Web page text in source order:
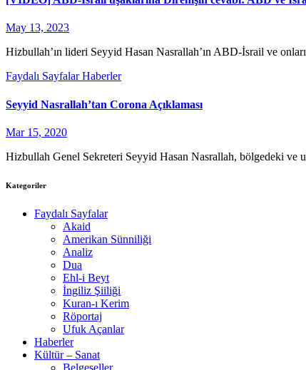
May 13, 2023
Hizbullah’ın lideri Seyyid Hasan Nasrallah’ın ABD-İsrail ve
Faydalı SayfalarHaberler
Seyyid Nasrallah’tan Corona Açıklaması
Mar 15, 2020
Hizbullah Genel Sekreteri Seyyid Hasan Nasrallah, bölgedeki ve
Kategoriler
Faydalı Sayfalar
Akaid
Amerikan Sünniliği
Analiz
Dua
Ehl-i Beyt
İngiliz Şiiliği
Kuran-ı Kerim
Röportaj
Ufuk Açanlar
Haberler
Kültür – Sanat
Belgeseller